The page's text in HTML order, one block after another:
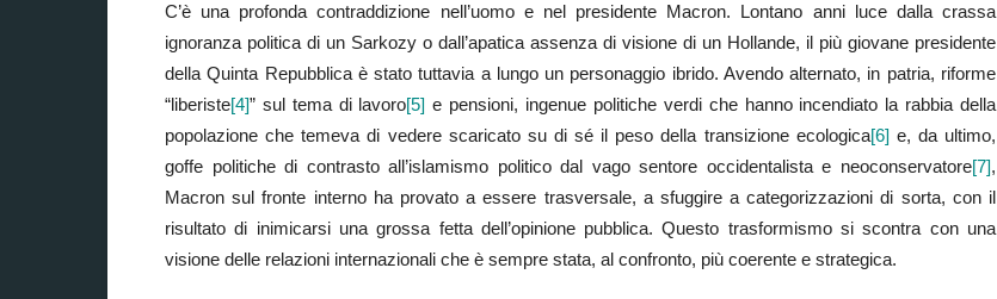
C’è una profonda contraddizione nell’uomo e nel presidente Macron. Lontano anni luce dalla crassa
ignoranza politica di un Sarkozy o dall’apatica assenza di visione di un Hollande, il più giovane presidente
della Quinta Repubblica è stato tuttavia a lungo un personaggio ibrido. Avendo alternato, in patria, riforme
“liberiste[4]” sul tema di lavoro[5] e pensioni, ingenue politiche verdi che hanno incendiato la rabbia della
popolazione che temeva di vedere scaricato su di sé il peso della transizione ecologica[6]e, da ultimo,
goffe politiche di contrasto all’islamismo politico dal vago sentore occidentalista e neoconservatore[7],
Macron sul fronte interno ha provato a essere trasversale, a sfuggire a categorizzazioni di sorta, con il
risultato di inimicarsi una grossa fetta dell’opinione pubblica. Questo trasformismo si scontra con una
visione delle relazioni internazionali che è sempre stata, al confronto, più coerente e strategica.